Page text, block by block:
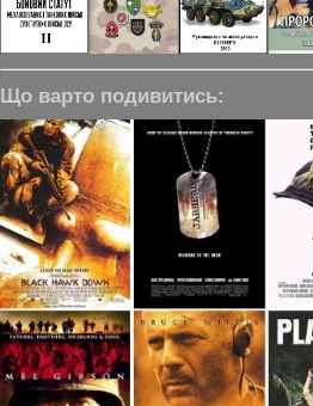
Що варто подивитись: